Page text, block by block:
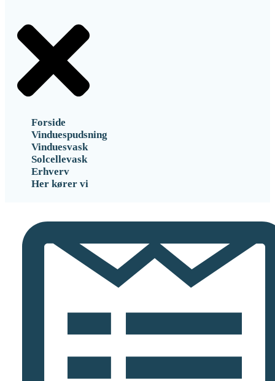
Forside
Vinduespudsning
Vinduesvask
Solcellevask
Erhverv
Her kører vi